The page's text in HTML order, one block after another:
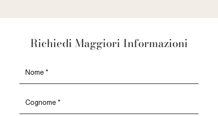
Richiedi Maggiori Informazioni